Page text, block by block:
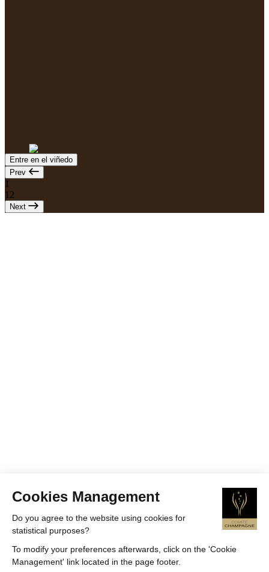
Cookies Management
Do you agree to the website using cookies for
statistical purposes?
To modify your preferences afterwards, click on the 'Cookie
Management' link located in the page footer.
Entre en el viñedo
Prev
1
12
Next